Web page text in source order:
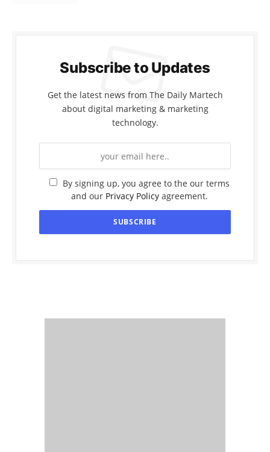
Subscribe to Updates
Get the latest news from The Daily Martech
about digital marketing & marketing
technology.
By signing up, you agree to the our terms
and our Privacy Policyagreement.